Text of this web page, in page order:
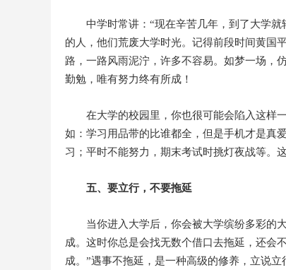
中学时常讲：“现在辛苦几年，到了大学
的人，他们荒废大学时光。记得前段时间黄国
路，一路风雨泥泞，许多不容易。如梦一场，
勤勉，唯有努力终有所成！
在大学的校园里，你也很可能会陷入这样
如：学习用品带的比谁都全，但是手机才是真
习；平时不能努力，期末考试时挑灯夜战等。
五、要立行，不要拖延
当你进入大学后，你会被大学缤纷多彩的
成。这时你总是会找无数个借口去拖延，还会
成。”遇事不拖延，是一种高级的修养，立说立